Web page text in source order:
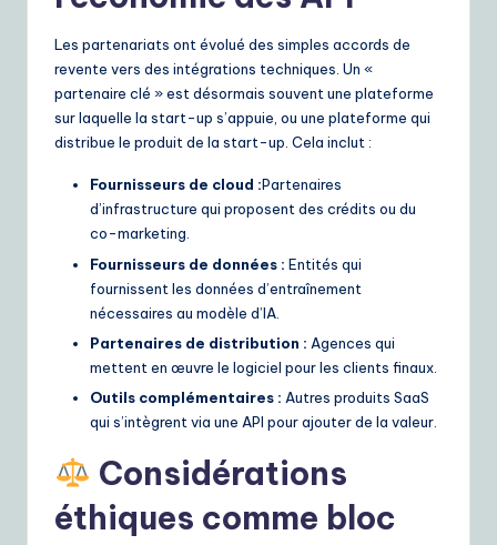
Les partenariats ont évolué des simples accords de
revente vers des intégrations techniques. Un «
partenaire clé » est désormais souvent une plateforme
sur laquelle la start-up s’appuie, ou une plateforme qui
distribue le produit de la start-up. Cela inclut :
Fournisseurs de cloud :Partenaires
d’infrastructure qui proposent des crédits ou du
co-marketing.
Fournisseurs de données : Entités qui
fournissent les données d’entraînement
nécessaires au modèle d’IA.
Partenaires de distribution : Agences qui
mettent en œuvre le logiciel pour les clients finaux.
Outils complémentaires : Autres produits SaaS
qui s’intègrent via une API pour ajouter de la valeur.
Considérations
éthiques comme bloc